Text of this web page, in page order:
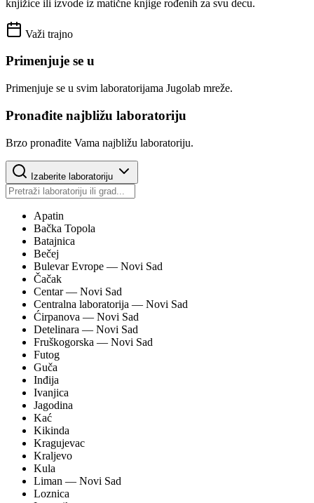
knjižice ili izvode iz matične knjige rođenih za svu decu.
Važi trajno
Primenjuje se u
Primenjuje se u svim laboratorijama Jugolab mreže.
Pronađite najbližu laboratoriju
Brzo pronađite Vama najbližu laboratoriju.
Izaberite laboratoriju
Apatin
Bačka Topola
Batajnica
Bečej
Bulevar Evrope — Novi Sad
Čačak
Centar — Novi Sad
Centralna laboratorija — Novi Sad
Ćirpanova — Novi Sad
Detelinara — Novi Sad
Fruškogorska — Novi Sad
Futog
Guča
Inđija
Ivanjica
Jagodina
Kać
Kikinda
Kragujevac
Kraljevo
Kula
Liman — Novi Sad
Loznica